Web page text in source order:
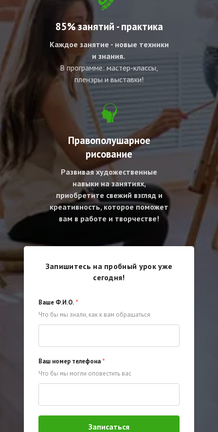
85% занятий - практика
Каждое занятие - новые техники
и знания.
В программе: мастер-классы,
пленэры и выставки!
Правополушарное
рисование
Развивая художественные
навыки на занятиях,
приобретите свежий взгляд и
креативность, которое поможет
вам в работе и творчестве!
Запишитесь на пробный урок уже
сегодня!
Ваше Ф.И.О. *
Что бы мы знали, как к вам обращаться
Ваш номер телефона *
Что бы мы могли оповестить вас
Записаться